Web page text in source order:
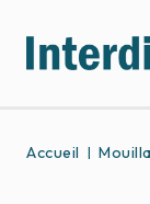
Accueil